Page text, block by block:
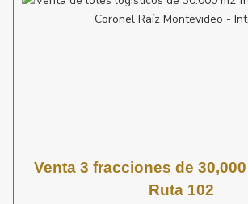
Venta 3 fracciones de 30,000
Ruta 102